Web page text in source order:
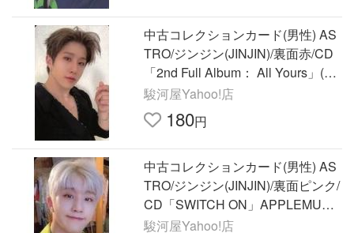
中古コレクションカード(男性) AS
TRO/ジンジン(JINJIN)/裏面赤/CD
「2nd Full Album： All Yours」(YO
U Ver.)封
駿河屋Yahoo!店
180円
中古コレクションカード(男性) AS
TRO/ジンジン(JINJIN)/裏面ピンク/
CD「SWITCH ON」APPLEMUSI
C映像通話サイン会特典フォトカ
駿河屋Yahoo!店